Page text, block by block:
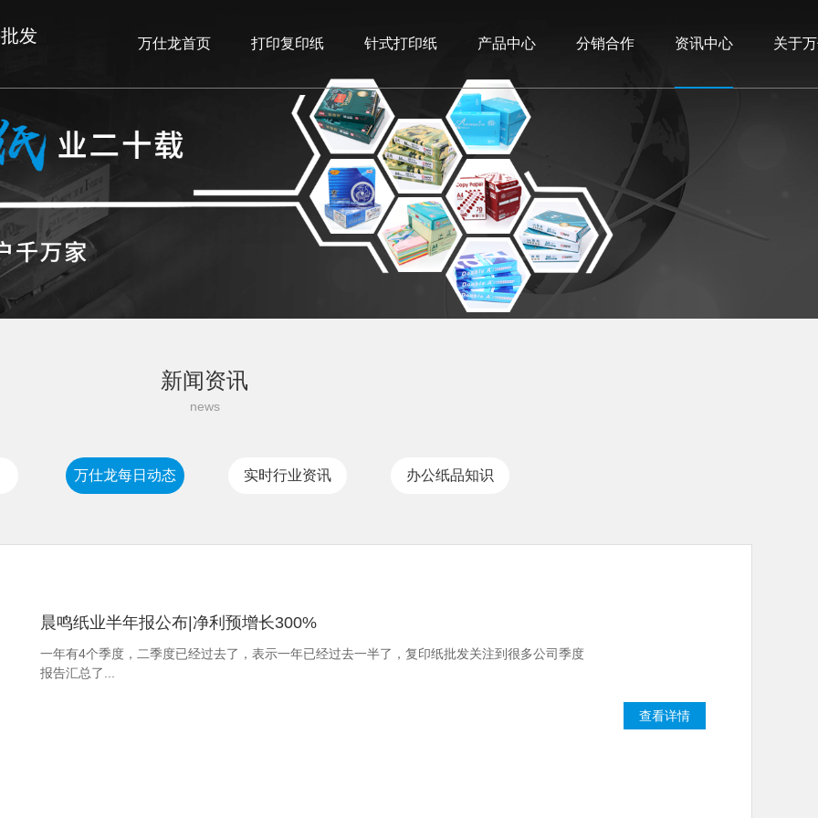
发 万仕龙首页 打印复印纸 针式打印纸 产品中心 分销合作 资讯中心 关于
新闻资讯
万仕龙每日动态 实时行业资讯 办公纸品知识
晨鸣纸业半年报公布|净利预增长300%
一年有4个季度，二季度已经过去了，表示一年已经过去一半了，复印纸批发关注到很多公司季度
报告汇总了...
查看详情